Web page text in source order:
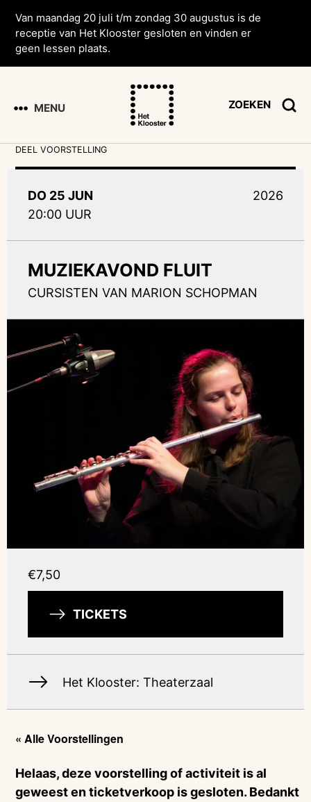
Van maandag 20 juli t/m zondag 30 augustus is de
receptie van Het Klooster gesloten en vinden er
geen lessen plaats.
MENU ZOEKEN
DEEL VOORSTELLING
« Alle Voorstellingen
Helaas, deze voorstelling of activiteit is al
geweest en ticketverkoop is gesloten. Bedankt
DO 25 JUN
20:00 UUR
2026
MUZIEKAVOND FLUIT
CURSISTEN VAN MARION SCHOPMAN
€7,50
TICKETS
Het Klooster: Theaterzaal